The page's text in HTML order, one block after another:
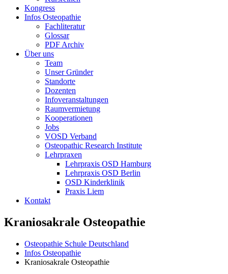
Kongress
Infos Osteopathie
Fachliteratur
Glossar
PDF Archiv
Über uns
Team
Unser Gründer
Standorte
Dozenten
Infoveranstaltungen
Raumvermietung
Kooperationen
Jobs
VOSD Verband
Osteopathic Research Institute
Lehrpraxen
Lehrpraxis OSD Hamburg
Lehrpraxis OSD Berlin
OSD Kinderklinik
Praxis Liem
Kontakt
Kraniosakrale Osteopathie
Osteopathie Schule Deutschland
Infos Osteopathie
Kraniosakrale Osteopathie